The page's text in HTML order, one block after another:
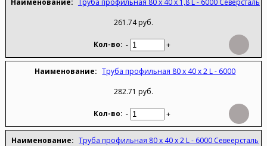
Труба профильная 80 х 40 х 1,8 L - 6000 Северсталь
261.74 руб.
- +
Труба профильная 80 х 40 х 2 L - 6000
282.71 руб.
- +
Труба профильная 80 х 40 х 2 L - 6000 Севеерсталь